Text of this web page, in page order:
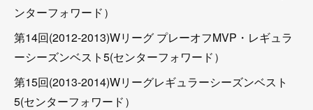
ンターフォワード）
第14回(2012-2013)Wリーグ プレーオフMVP・レギュラ
ーシーズンベスト5(センターフォワード）
第15回(2013-2014)Wリーグレギュラーシーズンベスト
5(センターフォワード）